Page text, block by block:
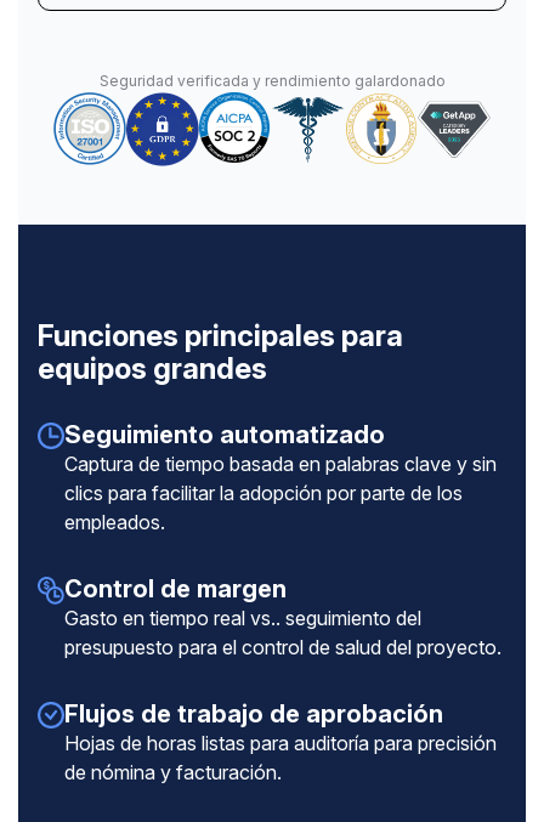
Seguridad verificada y rendimiento galardonado
Funciones principales para
equipos grandes
Seguimiento automatizado
Captura de tiempo basada en palabras clave y sin
clics para facilitar la adopción por parte de los
empleados.
Control de margen
Gasto en tiempo real vs.. seguimiento del
presupuesto para el control de salud del proyecto.
Flujos de trabajo de aprobación
Hojas de horas listas para auditoría para precisión
de nómina y facturación.